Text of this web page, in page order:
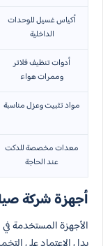
أكياس غسيل للوحدات
الداخلية
أدوات تنظيف فلاتر
وممرات هواء
مواد تثبيت وعزل مناسبة
معدات مخصصة للدكت
عند الحاجة
أجهزة شركة
الأجهزة المستخدمة